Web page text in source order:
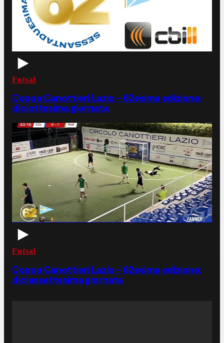
Futsal
Coppa Canottieri Lazio - 62esima edizione:
diciottesima giornata
Futsal
Coppa Canottieri Lazio - 62esima edizione:
diciassettesima giornata